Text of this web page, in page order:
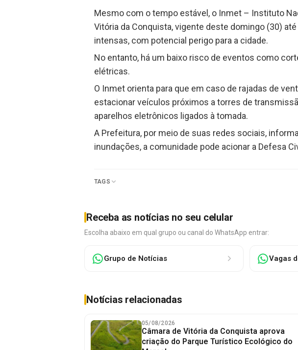
Mesmo com o tempo estável, o Inmet – Instituto
Vitória da Conquista, vigente deste domingo (30)
intensas, com potencial perigo para a cidade.
No entanto, há um baixo risco de eventos como
elétricas.
O Inmet orienta para que em caso de rajadas de
estacionar veículos próximos a torres de
aparelhos eletrônicos ligados à tomada.
A Prefeitura, por meio de suas redes sociais,
inundações, a comunidade pode acionar a Defesa
TAGS
Receba as notícias no seu celular
Escolha abaixo em qual grupo ou canal do WhatsApp entrar:
Grupo de Notícias Vagas
Notícias relacionadas
05/08/2026
Câmara de Vitória da Conquista aprova
criação do Parque Turístico Ecológico do